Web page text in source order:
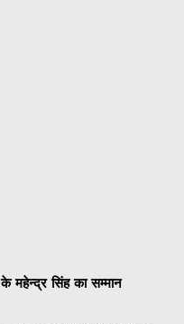
महेन्द्र सिंह का सम्मान